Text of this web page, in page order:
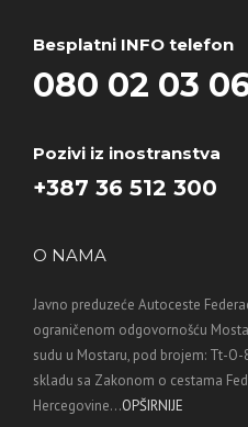
Besplatni INFO telefon
080 02 03
Pozivi iz inostranstva
+387 36 512 300
O NAMA
Javno preduzeće Autoceste
ograničenom odgovornošću
sudu u Mostaru, pod brojem: Tt-
skladu sa Zakonom o cestama
Hercegovine...OPŠIRNIJE